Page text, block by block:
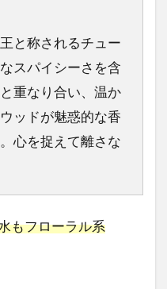
と称されるチュー
スパイシーさを含
重なり合い、温か
ッドが魅惑的な香
心を捉えて離さな
もフローラル系